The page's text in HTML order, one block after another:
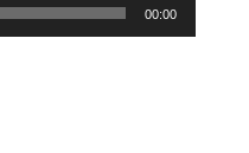
00:00